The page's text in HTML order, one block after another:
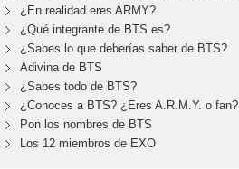
¿En realidad eres ARMY?
¿Qué integrante de BTS es?
¿Sabes lo que deberías saber de BTS?
Adivina de BTS
¿Sabes todo de BTS?
¿Conoces a BTS? ¿Eres A.R.M.Y. o fan?
Pon los nombres de BTS
Los 12 miembros de EXO